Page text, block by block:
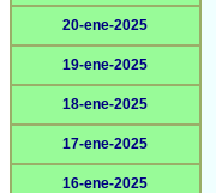
20-ene-2025
19-ene-2025
18-ene-2025
17-ene-2025
16-ene-2025